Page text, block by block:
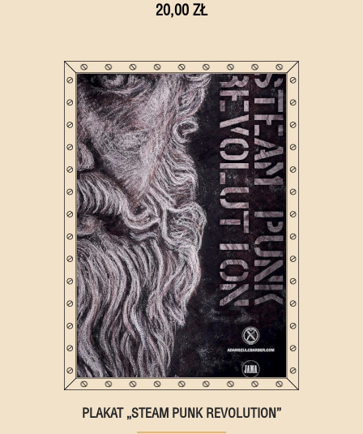
20,00 ZŁ
PLAKAT „STEAM PUNK REVOLUTION”